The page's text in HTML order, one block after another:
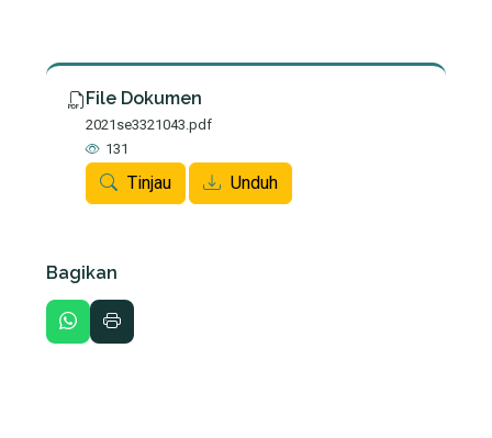
File Dokumen
2021se3321043.pdf
131
Tinjau Unduh
Bagikan